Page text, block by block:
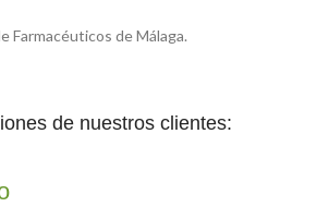
Farmacéuticos de Málaga.
de nuestros clientes: